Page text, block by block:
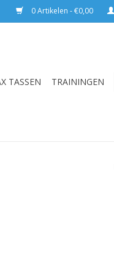
0 Artikelen - €0,00
TASSEN TRAININGEN